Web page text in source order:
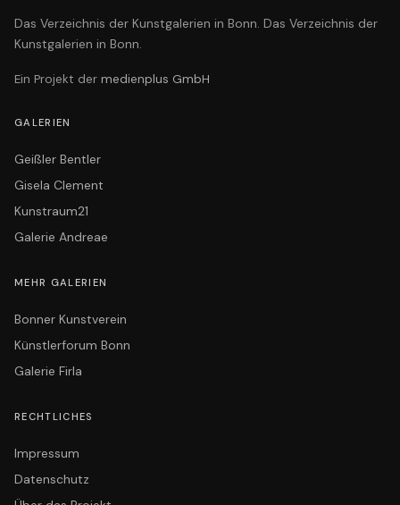
Das Verzeichnis der Kunstgalerien in Bonn. Das Verzeichnis der
Kunstgalerien in Bonn.
Ein Projekt der medienplus GmbH
GALERIEN
Geißler Bentler
Gisela Clement
Kunstraum21
Galerie Andreae
MEHR GALERIEN
Bonner Kunstverein
Künstlerforum Bonn
Galerie Firla
RECHTLICHES
Impressum
Datenschutz